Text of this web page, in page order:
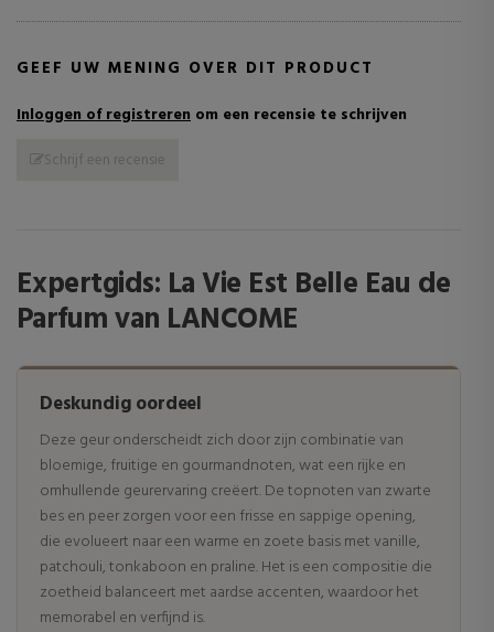
GEEF UW MENING OVER DIT PRODUCT
Inloggen of registreren om een recensie te schrijven
Schrijf een recensie
Expertgids: La Vie Est Belle Eau de
Parfum van LANCOME
Deskundig oordeel
Deze geur onderscheidt zich door zijn combinatie van
bloemige, fruitige en gourmandnoten, wat een rijke en
omhullende geurervaring creëert. De topnoten van zwarte
bes en peer zorgen voor een frisse en sappige opening,
die evolueert naar een warme en zoete basis met vanille,
patchouli, tonkaboon en praline. Het is een compositie die
zoetheid balanceert met aardse accenten, waardoor het
memorabel en verfijnd is.